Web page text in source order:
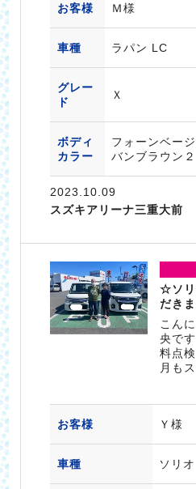
お客様 Ｍ様
車種 ラパン LC
グレー
ド
Ｘ
ボディ
カラー
フォーンベー
バンブラウン
2023.10.09
スズキアリーナ三重大前
☆ソリ
だき
こん
央で
料点
月も
お客様 Ｙ様
車種 ソリオ